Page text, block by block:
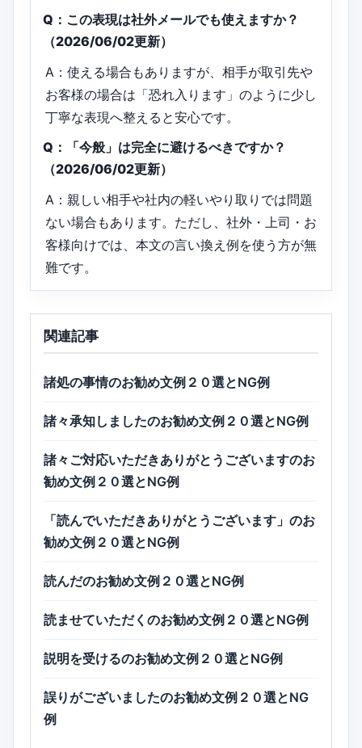
Q：この表現は社外メールでも使えますか？
（2026/06/02更新）
A：使える場合もありますが、相手が取引先や
お客様の場合は「恐れ入ります」のように少し
丁寧な表現へ整えると安心です。
Q：「今般」は完全に避けるべきですか？
（2026/06/02更新）
A：親しい相手や社内の軽いやり取りでは問題
ない場合もあります。ただし、社外・上司・お
客様向けでは、本文の言い換え例を使う方が無
難です。
関連記事
諸処の事情のお勧め文例２０選とNG例
諸々承知しましたのお勧め文例２０選とNG例
諸々ご対応いただきありがとうございますのお
勧め文例２０選とNG例
「読んでいただきありがとうございます」のお
勧め文例２０選とNG例
読んだのお勧め文例２０選とNG例
読ませていただくのお勧め文例２０選とNG例
説明を受けるのお勧め文例２０選とNG例
誤りがございましたのお勧め文例２０選とNG
例